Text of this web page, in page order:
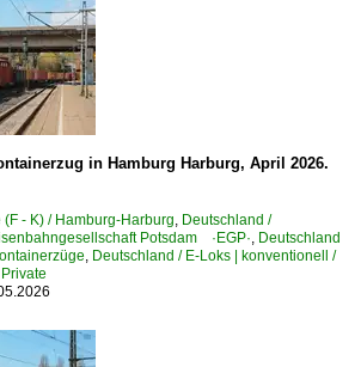
(Sonstige)
Wuppertal Hbf ·KW·
Hbf ·NWH·
Sicherungstechnik
· DR 03.2
in Hamburg Harburg, April 2026.
- K) / Hamburg-Harburg, Deutschland /
Potsdam ·EGP·, Deutschland
, Deutschland / E-Loks | konventionell /